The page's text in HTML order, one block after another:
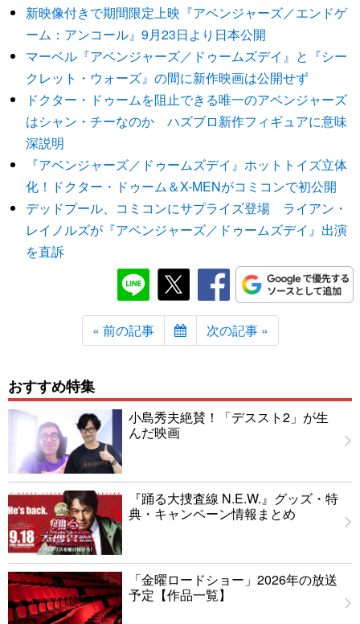
新映像付きで期間限定上映『アベンジャーズ／エンドゲ
ーム：アンコール』9月23日より日本公開
マーベル『アベンジャーズ／ドゥームズデイ』と『シー
クレット・ウォーズ』の間に新作映画は公開せず
ドクター・ドゥームを阻止できる唯一のアベンジャーズ
はシャン・チーなのか ハズブロ新作フィギュアに意味
深説明
『アベンジャーズ／ドゥームズデイ』ホットトイズ立体
化！ドクター・ドゥーム＆X-MENがコミコンで初公開
デッドプール、コミコンにサプライズ登場 ライアン・
レイノルズが『アベンジャーズ／ドゥームズデイ』出演
を直訴
« 前の記事 次の記事 »
おすすめ特集
小島秀夫絶賛！「デススト2」が生
んだ映画
『踊る大捜査線 N.E.W.』グッズ・特
典・キャンペーン情報まとめ
「金曜ロードショー」2026年の放送
予定【作品一覧】